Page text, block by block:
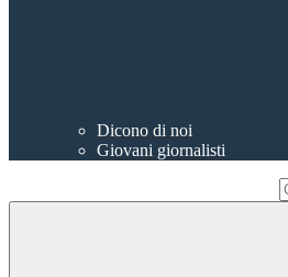
Dicono di noi
Giovani giornalisti